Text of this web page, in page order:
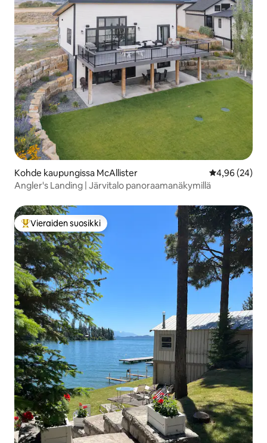
Kohde kaupungissa McAllister
4,96 (24)
Angler's Landing | Järvitalo panoraamanäkymillä
Vieraiden suosikkien parhaimmistoa
Vieraiden suosikki